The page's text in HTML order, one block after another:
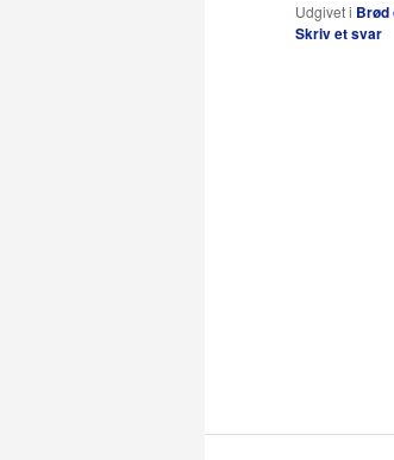
Udgivet i Brød
Skriv et svar